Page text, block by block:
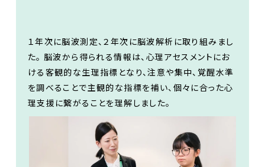
１年次に脳波測定、２年次に脳波解析に取り組みまし
た。 脳波から得られる情報は、心理アセスメントにお
ける客観的な生理指標となり、注意や集中、覚醒水準
を調べることで主観的な指標を補い、個々に合った心
理支援に繋がることを理解しました。